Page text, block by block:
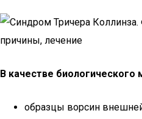
В качестве биологического
образцы ворсин